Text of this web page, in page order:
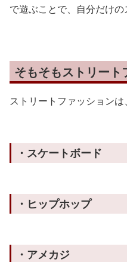
で遊ぶことで、自分だけの
そもそもストリート
ストリートファッションは、
・スケートボード
・ヒップホップ
・アメカジ